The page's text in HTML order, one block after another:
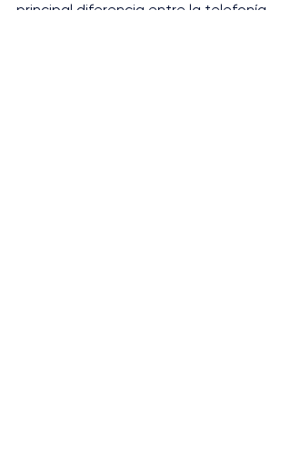
principal diferencia entre la telefonía